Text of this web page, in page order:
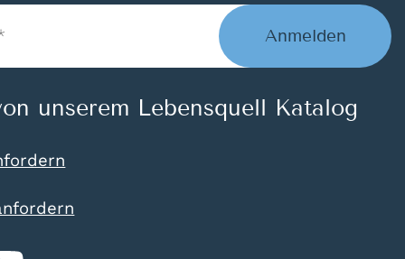
Anmelden
unserem Lebensquell Katalog